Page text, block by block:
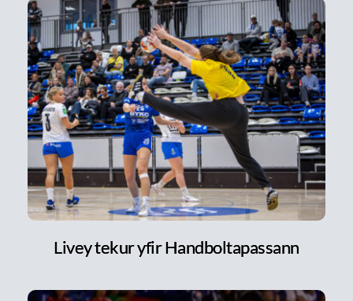
Livey tekur yfir Handboltapassann